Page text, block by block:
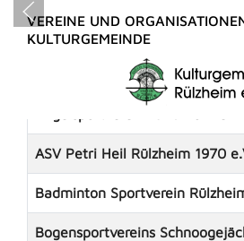
Mobile Menu Toggle
VEREINE UND
KULTURGEMEINDE
1. Würfel-Sport-Club Rülzheim
ASV Petri Heil Rülzheim 1970
Badminton Sportverein
Bogensportvereins